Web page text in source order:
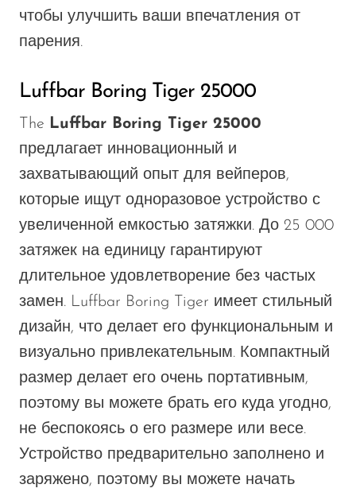
чтобы улучшить ваши впечатления от
парения.
Luffbar Boring Tiger 25000
The Luffbar Boring Tiger 25000
предлагает инновационный и
захватывающий опыт для вейперов,
которые ищут одноразовое устройство с
увеличенной емкостью затяжки. До 25 000
затяжек на единицу гарантируют
длительное удовлетворение без частых
замен. Luffbar Boring Tiger имеет стильный
дизайн, что делает его функциональным и
визуально привлекательным. Компактный
размер делает его очень портативным,
поэтому вы можете брать его куда угодно,
не беспокоясь о его размере или весе.
Устройство предварительно заполнено и
заряжено, поэтому вы можете начать